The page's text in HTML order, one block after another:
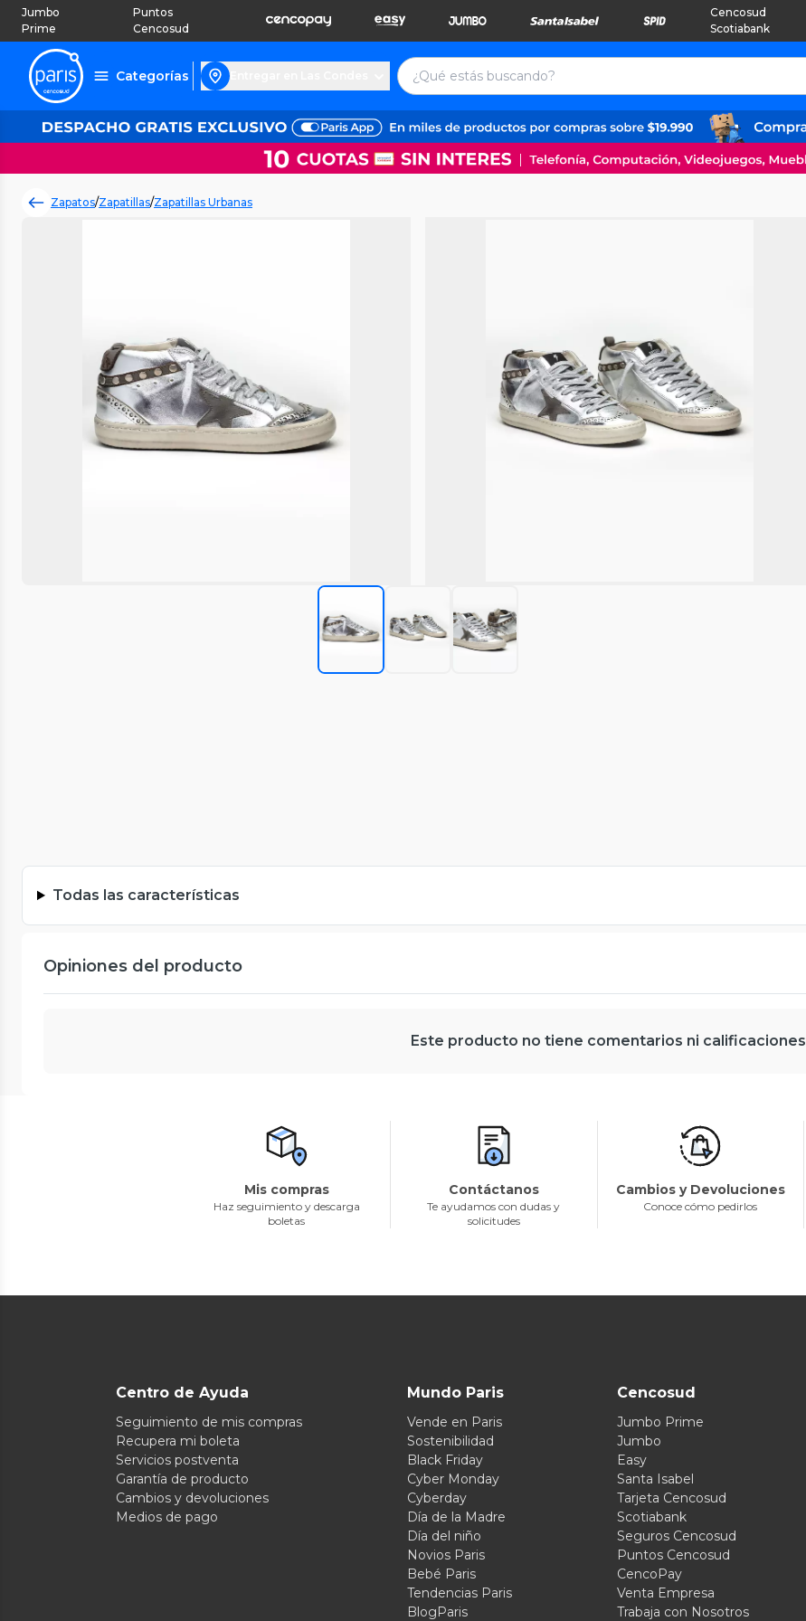
Jumbo
Prime
Puntos
Cencosud
Cencosud
Scotiabank
Categorías
Zapatos/Zapatillas/Zapatillas Urbanas
Todas las características
Opiniones del producto
Este producto no tiene comentarios ni calificaciones
Mis compras
Haz seguimiento y descarga
boletas
Contáctanos
Te ayudamos con dudas y
solicitudes
Cambios y Devoluciones
Conoce cómo pedirlos
Centro de Ayuda
Seguimiento de mis compras
Recupera mi boleta
Servicios postventa
Garantía de producto
Cambios y devoluciones
Medios de pago
Mundo Paris
Vende en Paris
Sostenibilidad
Black Friday
Cyber Monday
Cyberday
Día de la Madre
Día del niño
Novios Paris
Bebé Paris
Tendencias Paris
BlogParis
Cencosud
Jumbo Prime
Jumbo
Easy
Santa Isabel
Tarjeta Cencosud
Scotiabank
Seguros Cencosud
Puntos Cencosud
CencoPay
Venta Empresa
Trabaja con Nosotros